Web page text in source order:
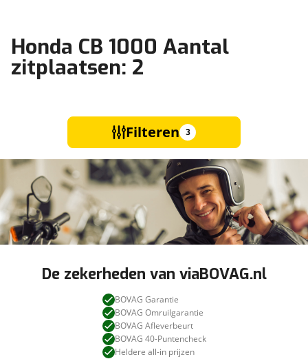
Honda CB 1000 Aantal
zitplaatsen: 2
Filteren 3
De zekerheden van viaBOVAG.nl
BOVAG Garantie
BOVAG Omruilgarantie
BOVAG Afleverbeurt
BOVAG 40-Puntencheck
Heldere all-in prijzen